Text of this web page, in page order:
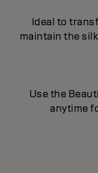
Ideal to
maintain the
Use the
anytime